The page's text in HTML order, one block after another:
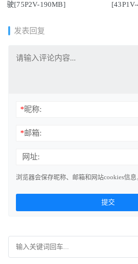
驶[75P2V-190MB]
发表回复
*昵称:
*邮箱:
网址:
浏览器会保存昵称、邮箱和网站cookies信息